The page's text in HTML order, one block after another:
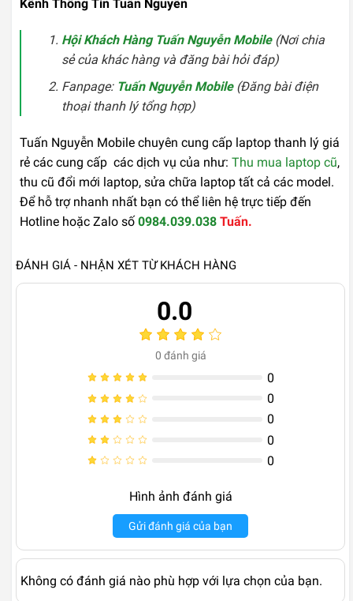
Kênh Thông Tin Tuấn Nguyễn
Hội Khách Hàng Tuấn Nguyễn Mobile(Nơi chia
sẻ của khác hàng và đăng bài hỏi đáp)
Fanpage: Tuấn Nguyễn Mobile(Đăng bài điện
thoại thanh lý tổng hợp)
Tuấn Nguyễn Mobile chuyên cung cấp laptop thanh lý giá
rẻ các cung cấp các dịch vụ của như: Thu mua laptop cũ,
thu cũ đổi mới laptop, sửa chữa laptop tất cả các model.
Để hỗ trợ nhanh nhất bạn có thể liên hệ trực tiếp đến
Hotline hoặc Zalo số 0984.039.038 Tuấn.
ĐÁNH GIÁ - NHẬN XÉT TỪ KHÁCH HÀNG
0.0
0 đánh giá
0
0
0
0
0
Hình ảnh đánh giá
Gửi đánh giá của bạn
Không có đánh giá nào phù hợp với lựa chọn của bạn.